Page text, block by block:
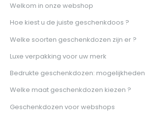
Welkom in onze webshop
Hoe kiest u de juiste geschenkdoos ?
Welke soorten geschenkdozen zijn er ?
Luxe verpakking voor uw merk
Bedrukte geschenkdozen: mogelijkheden
Welke maat geschenkdozen kiezen ?
Geschenkdozen voor webshops